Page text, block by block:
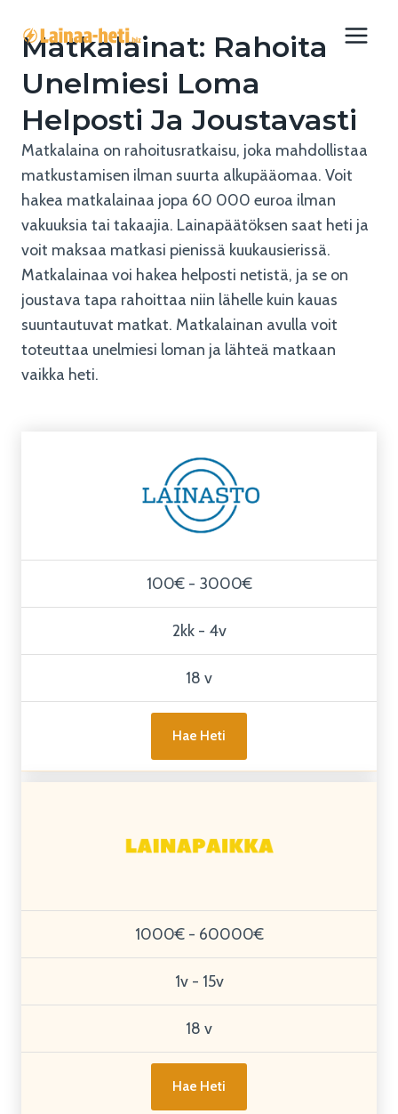
sisältöön
Matkalainat: Rahoita
Unelmiesi Loma
Helposti Ja Joustavasti
Matkalaina on rahoitusratkaisu, joka mahdollistaa
matkustamisen ilman suurta alkupääomaa. Voit
hakea matkalainaa jopa 60 000 euroa ilman
vakuuksia tai takaajia. Lainapäätöksen saat heti ja
voit maksaa matkasi pienissä kuukausierissä.
Matkalainaa voi hakea helposti netistä, ja se on
joustava tapa rahoittaa niin lähelle kuin kauas
suuntautuvat matkat. Matkalainan avulla voit
toteuttaa unelmiesi loman ja lähteä matkaan
vaikka heti.
100€ - 3000€
2kk - 4v
18 v
Hae Heti
1000€ - 60000€
1v - 15v
18 v
Hae Heti